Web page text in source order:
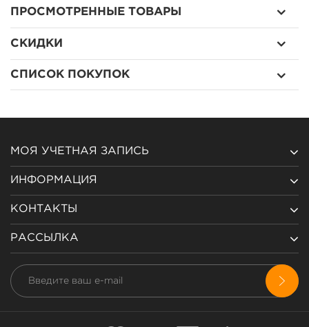
ПРОСМОТРЕННЫЕ ТОВАРЫ
СКИДКИ
СПИСОК ПОКУПОК
МОЯ УЧЕТНАЯ ЗАПИСЬ
ИНФОРМАЦИЯ
КОНТАКТЫ
РАССЫЛКА